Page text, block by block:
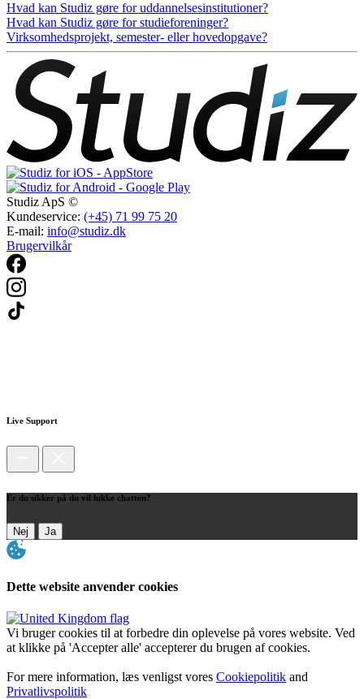
Hvad kan Studiz gøre for uddannelsesinstitutioner?
Hvad kan Studiz gøre for studieforeninger?
Virksomhedsprojekt, semester- eller hovedopgave?
Studiz ApS ©
Kundeservice: (+45) 71 99 75 20
E-mail: info@studiz.dk
Brugervilkår
Live Support
Er du sikker på du vil lukke chatten?
Nej Ja
Dette website anvender cookies
Vi bruger cookies til at forbedre din oplevelse på vores website. Ved
at klikke på 'Accepter alle' accepterer du brugen af cookies.
For mere information, læs venligst vores Cookiepolitik and
Privatlivspolitik